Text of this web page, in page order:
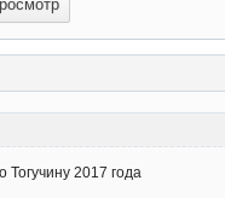
Тогучину 2017 года